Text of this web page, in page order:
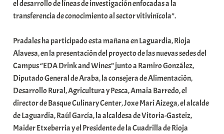
el desarrollo de líneas de investigación enfocadas a la
transferencia de conocimiento al sector vitivinícola”.
Pradales ha participado esta mañana en Laguardia, Rioja
Alavesa, en la presentación del proyecto de las nuevas sedes del
Campus “EDA Drink and Wines” junto a Ramiro González,
Diputado General de Araba, la consejera de Alimentación,
Desarrollo Rural, Agricultura y Pesca, Amaia Barredo, el
director de Basque Culinary Center, Joxe Mari Aizega, el alcalde
de Laguardia, Raúl García, la alcaldesa de Vitoria-Gasteiz,
Maider Etxeberria y el Presidente de la Cuadrilla de Rioja